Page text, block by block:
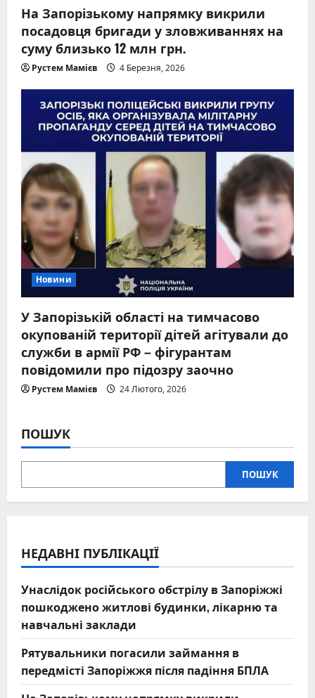
На Запорізькому напрямку викрили
посадовця бригади у зловживаннях на
суму близько 12 млн грн.
Рустем Мамієв 4 Березня, 2026
Новини
У Запорізькій області на тимчасово
окупованій території дітей агітували до
служби в армії РФ – фігурантам
повідомили про підозру заочно
Рустем Мамієв 24 Лютого, 2026
ПОШУК
ПОШУК
НЕДАВНІ ПУБЛІКАЦІЇ
Унаслідок російського обстрілу в Запоріжжі
пошкоджено житлові будинки, лікарню та
навчальні заклади
Рятувальники погасили займання в
передмісті Запоріжжя після падіння БПЛА